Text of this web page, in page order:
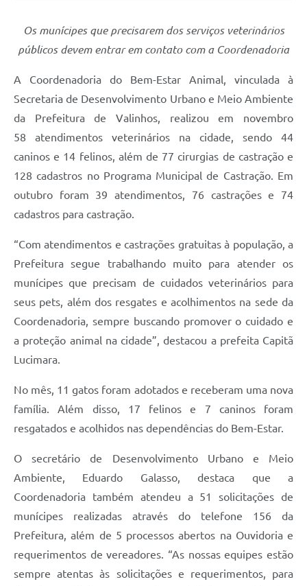
Conselhos Municipais
Projetos
Contas Públicas
Links
Telefones Úteis
Enquete
Agenda
SIC
Os munícipes que precisarem dos serviços veterinários
públicos devem entrar em contato com a Coordenadoria
A Coordenadoria do Bem-Estar Animal, vinculada à
Secretaria de Desenvolvimento Urbano e Meio Ambiente
da Prefeitura de Valinhos, realizou em novembro
58 atendimentos veterinários na cidade, sendo 44
caninos e 14 felinos, além de 77 cirurgias de castração e
128 cadastros no Programa Municipal de Castração. Em
outubro foram 39 atendimentos, 76 castrações e 74
cadastros para castração.
“Com atendimentos e castrações gratuitas à população, a
Prefeitura segue trabalhando muito para atender os
munícipes que precisam de cuidados veterinários para
seus pets, além dos resgates e acolhimentos na sede da
Coordenadoria, sempre buscando promover o cuidado e
a proteção animal na cidade”, destacou a prefeita Capitã
Lucimara.
No mês, 11 gatos foram adotados e receberam uma nova
família. Além disso, 17 felinos e 7 caninos foram
resgatados e acolhidos nas dependências do Bem-Estar.
O secretário de Desenvolvimento Urbano e Meio
Ambiente, Eduardo Galasso, destaca que a
Coordenadoria também atendeu a 51 solicitações de
munícipes realizadas através do telefone 156 da
Prefeitura, além de 5 processos abertos na Ouvidoria e
requerimentos de vereadores. “As nossas equipes estão
sempre atentas às solicitações e requerimentos, para